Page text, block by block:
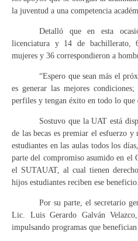
la juventud a una competencia
Detalló que en esta
licenciatura y 14 de bachillerato,
mujeres y 36 correspondieron a
“Espero que sean más el
es generar las mejores
perfiles y tengan éxito en todo lo que
Sostuvo que la UAT está
de las becas es premiar el esfuerzo
estudiantes en las aulas todos los
parte del compromiso asumido en el
el SUTAUAT, al cual tienen
hijos estudiantes reciben ese beneficio.
Por su parte, el secretario
Lic. Luis Gerardo Galván
impulsando programas que